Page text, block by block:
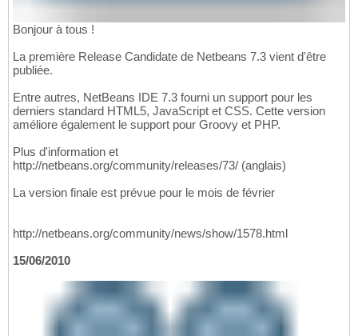
Bonjour à tous !
La première Release Candidate de Netbeans 7.3 vient d'être
publiée.
Entre autres, NetBeans IDE 7.3 fourni un support pour les
derniers standard HTML5, JavaScript et CSS. Cette version
améliore également le support pour Groovy et PHP.
Plus d'information et
http://netbeans.org/community/releases/73/ (anglais)
La version finale est prévue pour le mois de février
http://netbeans.org/community/news/show/1578.html
15/06/2010